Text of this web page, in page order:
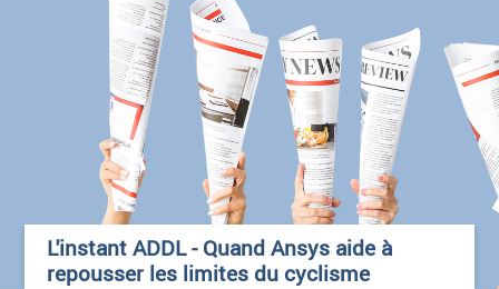
L'instant ADDL - Quand Ansys aide à
repousser les limites du cyclisme